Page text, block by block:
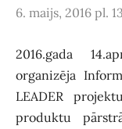
6. maijs, 2016 pl.
2016.gada
organizēja
LEADER
produktu